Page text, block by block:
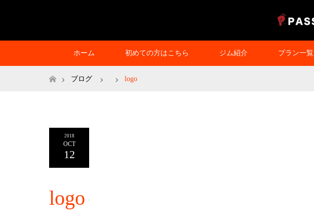
ホーム 初めての方はこちら ジム紹介 プラン一覧
ホームブログ logo
2018
OCT
12
logo